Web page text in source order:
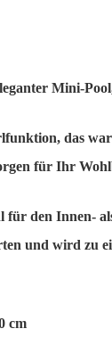
Mini-
das
für Ihr
für den Innen-
und wird zu
cm